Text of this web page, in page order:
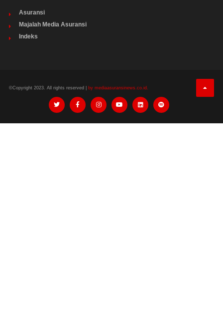
Asuransi
Majalah Media Asuransi
Indeks
©Copyright 2023. All rights reserved | by mediaasuransinews.co.id.